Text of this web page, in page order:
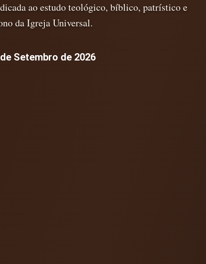
ao estudo teológico, bíblico, patrístico e
da Igreja Universal.
Setembro de 2026